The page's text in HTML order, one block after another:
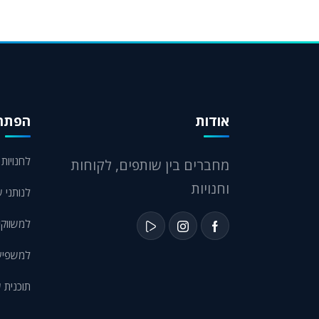
אודות
מחברים בין שותפים, לקוחות
וחנויות
לחנויות eCommerce
לנותני